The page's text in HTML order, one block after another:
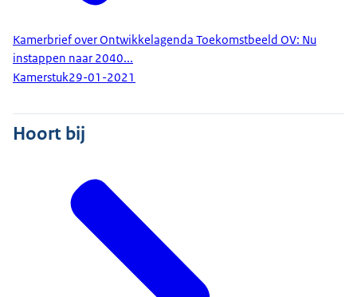
Kamerbrief over Ontwikkelagenda Toekomstbeeld OV: Nu
instappen naar 2040...
Kamerstuk29-01-2021
Hoort bij